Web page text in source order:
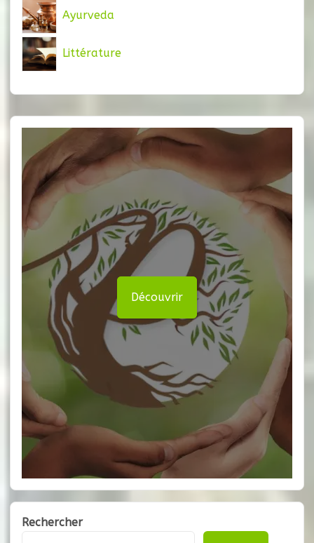
Ayurveda
Littérature
Découvrir
Rechercher